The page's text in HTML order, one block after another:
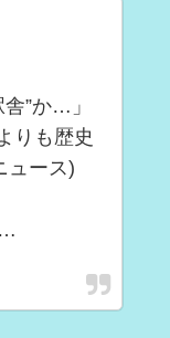
”か…」
りも歴史
ュース)